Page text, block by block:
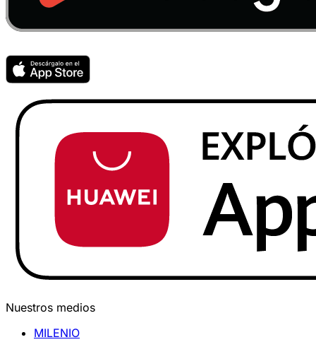
Nuestros medios
MILENIO